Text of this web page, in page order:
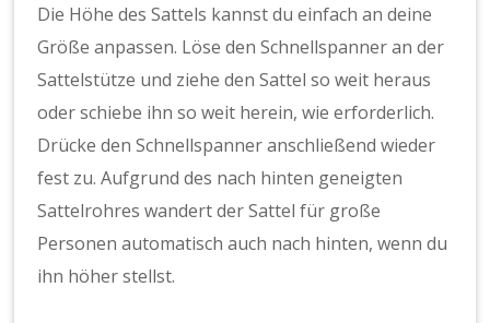
Die Höhe des Sattels kannst du einfach an deine
Größe anpassen. Löse den Schnellspanner an der
Sattelstütze und ziehe den Sattel so weit heraus
oder schiebe ihn so weit herein, wie erforderlich.
Drücke den Schnellspanner anschließend wieder
fest zu. Aufgrund des nach hinten geneigten
Sattelrohres wandert der Sattel für große
Personen automatisch auch nach hinten, wenn du
ihn höher stellst.